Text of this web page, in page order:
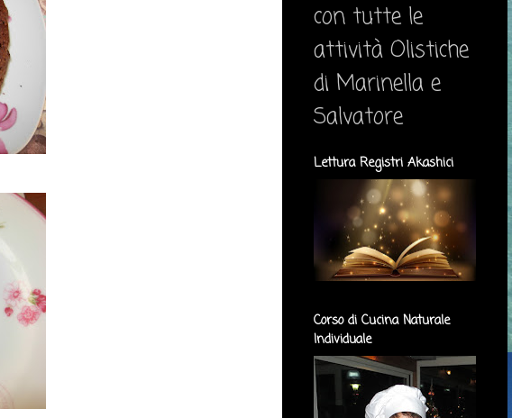
con tutte le
attività Olistiche
di Marinella e
Salvatore
Lettura Registri Akashici
Corso di Cucina Naturale
Individuale